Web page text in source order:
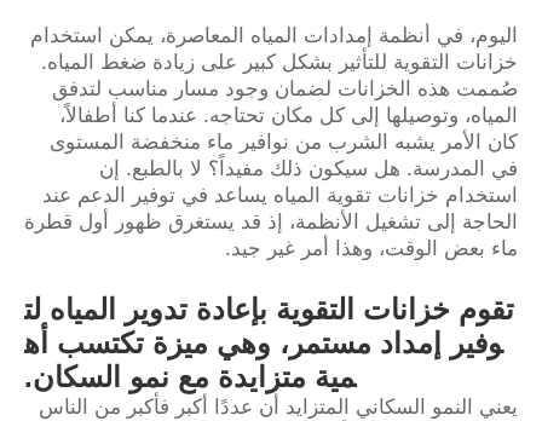
اليوم، في أنظمة إمدادات المياه المعاصرة، يمكن استخدام
خزانات التقوية للتأثير بشكل كبير على زيادة ضغط المياه.
صُممت هذه الخزانات لضمان وجود مسار مناسب لتدفق
المياه، وتوصيلها إلى كل مكان تحتاجه. عندما كنا أطفالاً،
كان الأمر يشبه الشرب من نوافير ماء منخفضة المستوى
في المدرسة. هل سيكون ذلك مفيداً؟ لا بالطبع. إن
استخدام خزانات تقوية المياه يساعد في توفير الدعم عند
الحاجة إلى تشغيل الأنظمة، إذ قد يستغرق ظهور أول قطرة
ماء بعض الوقت، وهذا أمر غير جيد.
تقوم خزانات التقوية بإعادة تدوير المياه لت
وفير إمداد مستمر، وهي ميزة تكتسب أه
مية متزايدة مع نمو السكان.
يعني النمو السكاني المتزايد أن عددًا أكبر فأكبر من الناس